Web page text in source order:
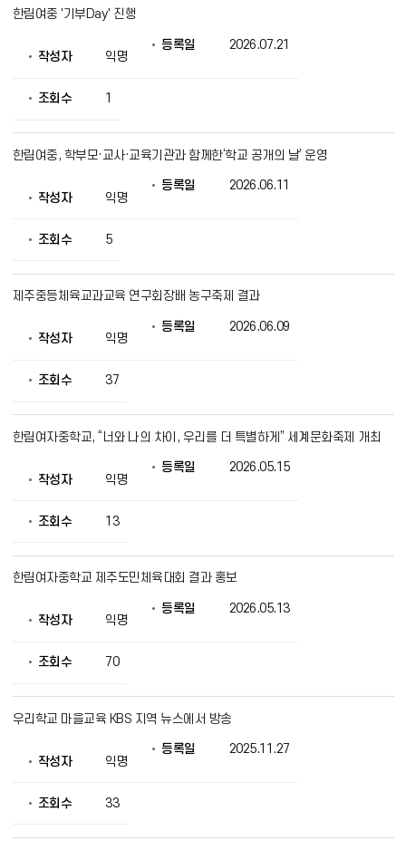
도
번
호,
제
일,
조
한림여중 '기부Day' 진행
작성자 익명
등록일 2026.07.21
조회수 1
한림여중, 학부모·교사·교육기관과 함께한‘학교 공개의 날’ 운영
작성자 익명
등록일 2026.06.11
조회수 5
제주중등체육교과교육 연구회장배 농구축제 결과
작성자 익명
등록일 2026.06.09
조회수 37
한림여자중학교, “너와 나의 차이, 우리를 더 특별하게” 세계문화축제 개최
작성자 익명
등록일 2026.05.15
조회수 13
한림여자중학교 제주도민체육대회 결과 홍보
작성자 익명
등록일 2026.05.13
조회수 70
우리학교 마을교육 KBS 지역 뉴스에서 방송
작성자 익명
등록일 2025.11.27
조회수 33